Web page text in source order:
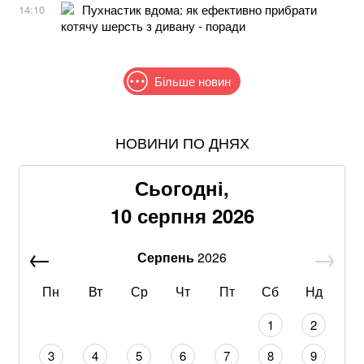
14:10
Пухнастик вдома: як ефективно прибрати
котячу шерсть з дивану - поради
Більше новин
Дрони атакували Нижньокамський НПЗ у
Співаків і телеведучих хочуть позбавити броні: у
Кабміні з'явилася петиція
Нові фото Путіна знову сколихнули мережу: увагу
Втратили пенсійне посвідчення: у ПФУ пояснили, як
НОВИНИ ПО ДНЯХ
Сьогодні,
10 серпня 2026
Серпень2026
Пн
Вт Ср Чт Пт Сб Нд
1
2
3
4 5 6 7 8
9